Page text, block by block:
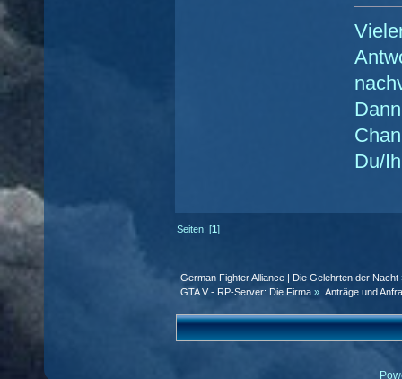
Du/
Seiten: [1]
German Fighter Alliance | Die Gelehrten der Nacht
GTA V - RP-Server: Die Firma » Anträge und